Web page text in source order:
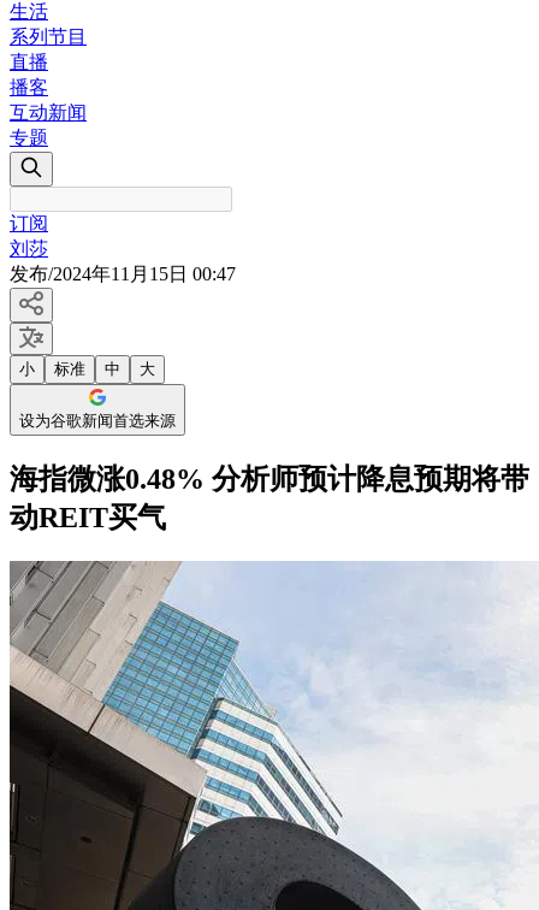
生活
系列节目
直播
播客
互动新闻
专题
订阅
刘莎
发布/2024年11月15日 00:47
小 标准 中 大
设为谷歌新闻首选来源
海指微涨0.48% 分析师预计降息预期将带
动REIT买气